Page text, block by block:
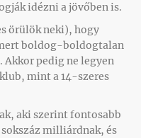
idézni a jövőben is.
örülök neki), hogy
boldog-boldogtalan
Akkor pedig ne legyen
mint a 14-szeres
aki szerint fontosabb
milliárdnak, és